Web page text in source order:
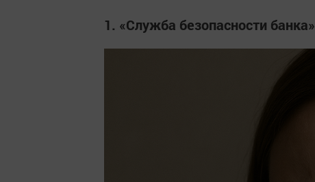
1. «Служба безопасности банка»